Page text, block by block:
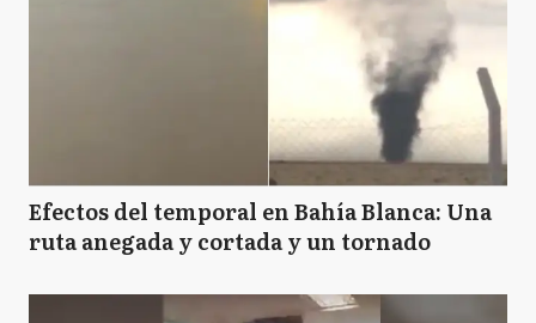
Efectos del temporal en Bahía Blanca: Una
ruta anegada y cortada y un tornado